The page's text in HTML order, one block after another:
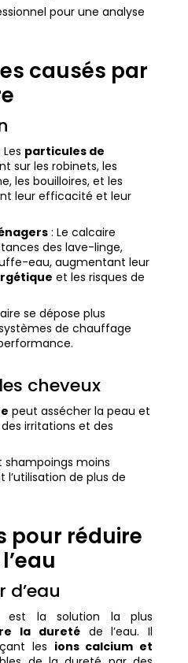
pour une analyse
causés par
Les particules de
sur les robinets, les
les bouilloires, et les
leur efficacité et leur
: Le calcaire
des lave-linge,
eau, augmentant leur
et les risques de
se dépose plus
de chauffage
cheveux
peut assécher la peau et
irritations et des
shampoings moins
de plus de
pour réduire
d’eau
est la solution la plus
la duretéde l’eau. Il
les ions calcium et